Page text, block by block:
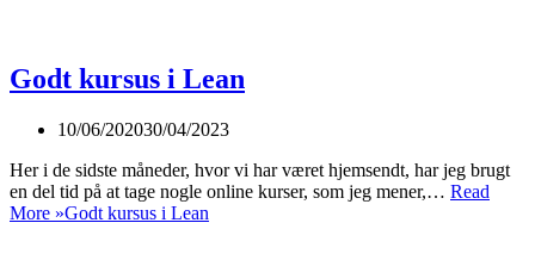
Godt kursus i Lean
10/06/202030/04/2023
Her i de sidste måneder, hvor vi har været hjemsendt, har jeg brugt
en del tid på at tage nogle online kurser, som jeg mener,… Read
More »Godt kursus i Lean